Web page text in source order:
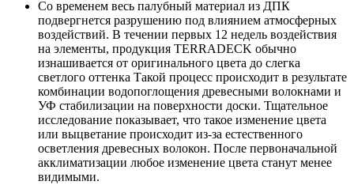
Со временем весь палубный материал из ДПК
подвергнется разрушению под влиянием атмосферных
воздействий. В течении первых 12 недель воздействия
на элементы, продукция TERRADECK обычно
изнашивается от оригинального цвета до слегка
светлого оттенка Такой процесс происходит в результате
комбинации водопоглощения древесными волокнами и
УФ стабилизации на поверхности доски. Тщательное
исследование показывает, что такое изменение цвета
или выцветание происходит из-за естественного
осветления древесных волокон. После первоначальной
акклиматизации любое изменение цвета станут менее
видимыми.